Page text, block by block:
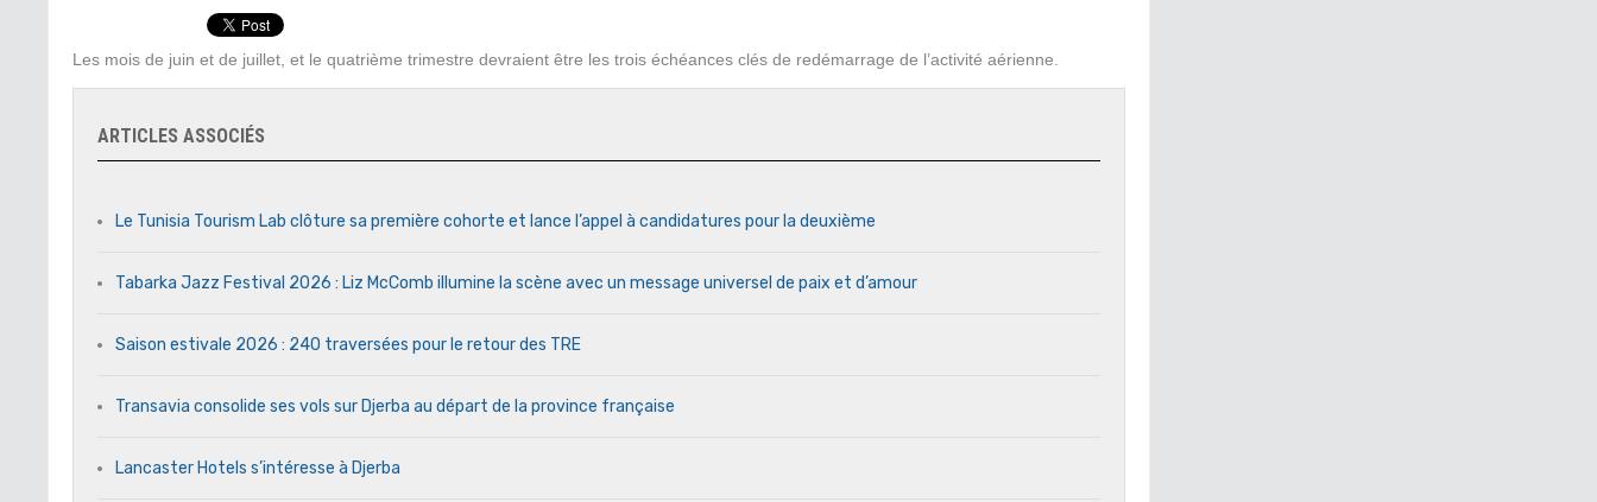
Les mois de juin et de juillet, et le quatrième trimestre devraient être les trois échéances clés de redémarrage de l’activité aérienne.
ARTICLES ASSOCIÉS
Le Tunisia Tourism Lab clôture sa première cohorte et lance l’appel à candidatures pour la deuxième
Tabarka Jazz Festival 2026 : Liz McComb illumine la scène avec un message universel de paix et d’amour
Saison estivale 2026 : 240 traversées pour le retour des TRE
Transavia consolide ses vols sur Djerba au départ de la province française
Lancaster Hotels s’intéresse à Djerba